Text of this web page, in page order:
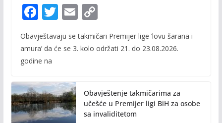
F
ac
e
b
o
k
T
itt
E
m
ai
C
o
p
n
k
Obavještavaju se takmičari Premijer lige ‘lovu šarana i
amura’ da će se 3. kolo održati 21. do 23.08.2026.
godine na
Obavještenje takmičarima za
učešće u Premijer ligi BiH za osobe
sa invaliditetom